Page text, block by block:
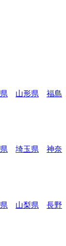
山形県
福島
埼玉県
神奈
山梨県
長野